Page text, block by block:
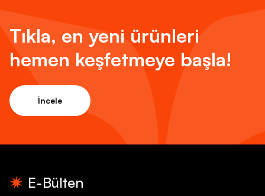
Tıkla, en yeni ürünleri
hemen keşfetmeye başla!
İncele
E-Bülten